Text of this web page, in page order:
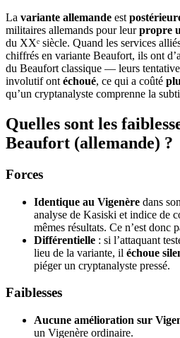
La variante allemande est
militaires allemands pour leurpropre
du XXᵉ siècle. Quand les services
chiffrés en variante Beaufort, ils ont
du Beaufort classique — leurs
involutif ont échoué, ce qui a coûté
qu’un cryptanalyste comprenne la
Quelles sont les
Beaufort (allemande) ?
Forces
Identique au Vigenère dans
analyse de Kasiski et indice de
mêmes résultats. Ce n’est donc
Différentielle : si l’attaquant
lieu de la variante, il échoue
piéger un cryptanalyste pressé.
Faiblesses
Aucune amélioration sur
un Vigenère ordinaire.